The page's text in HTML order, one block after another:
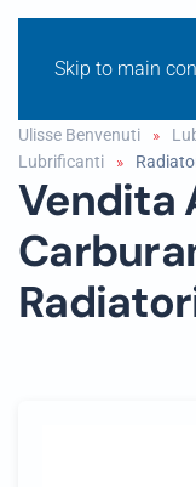
Skip to main
Ulisse Benvenuti
Lubrificanti
Vendita